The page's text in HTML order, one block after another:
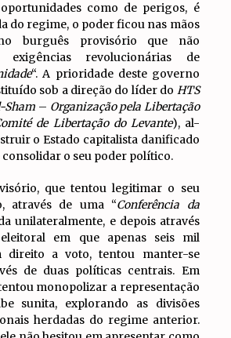
como de perigos, é
do regime, o poder ficou nas mãos
burguês provisório que não
exigências revolucionárias de
“. A prioridade deste governo
sob a direção do líder do HTS
Sham – Organização pela Libertação
de Libertação do Levante), al-
o Estado capitalista danificado
consolidar o seu poder político.
que tentou legitimar o seu
através de uma “Conferência da
unilateralmente, e depois através
em que apenas seis mil
direito a voto, tentou manter-se
de duas políticas centrais. Em
monopolizar a representação
sunita, explorando as divisões
herdadas do regime anterior.